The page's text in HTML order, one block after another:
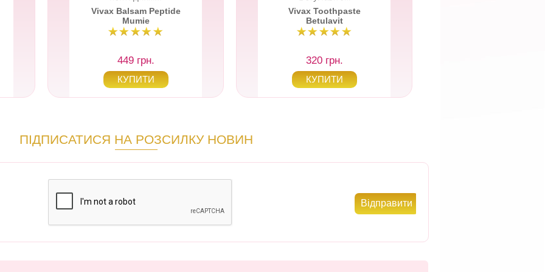
Vivax Balsam Peptide
Mumie
449 грн.
Vivax Toothpaste
Betulavit
320 грн.
ПІДПИСАТИСЯ НА РОЗСИЛКУ НОВИН